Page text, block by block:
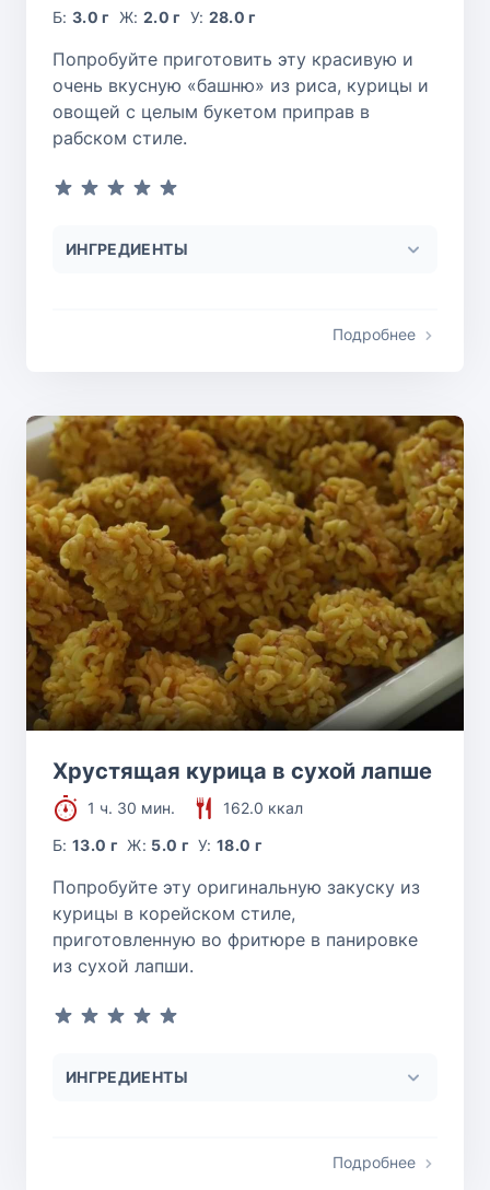
Б:3.0 г Ж: 2.0 г У: 28.0 г
Попробуйте приготовить эту красивую и
очень вкусную «башню» из риса, курицы и
овощей с целым букетом приправ в
рабском стиле.
ИНГРЕДИЕНТЫ
Подробнее
Хрустящая курица в сухой лапше
1 ч. 30 мин.
162.0 ккал
Б:13.0 г Ж: 5.0 г У:18.0 г
Попробуйте эту оригинальную закуску из
курицы в корейском стиле,
приготовленную во фритюре в панировке
из сухой лапши.
ИНГРЕДИЕНТЫ
Подробнее